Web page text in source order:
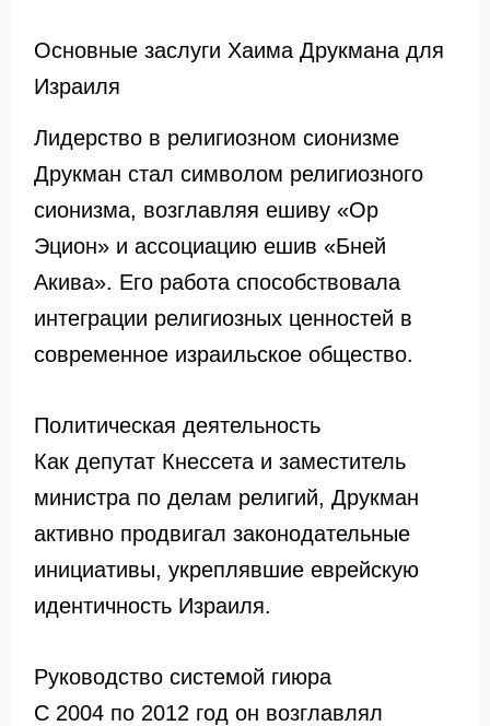
Основные заслуги Хаима Друкмана для
Израиля
Лидерство в религиозном сионизме
Друкман стал символом религиозного
сионизма, возглавляя ешиву «Ор
Эцион» и ассоциацию ешив «Бней
Акива». Его работа способствовала
интеграции религиозных ценностей в
современное израильское общество.
Политическая деятельность
Как депутат Кнессета и заместитель
министра по делам религий, Друкман
активно продвигал законодательные
инициативы, укреплявшие еврейскую
идентичность Израиля.
Руководство системой гиюра
С 2004 по 2012 год он возглавлял